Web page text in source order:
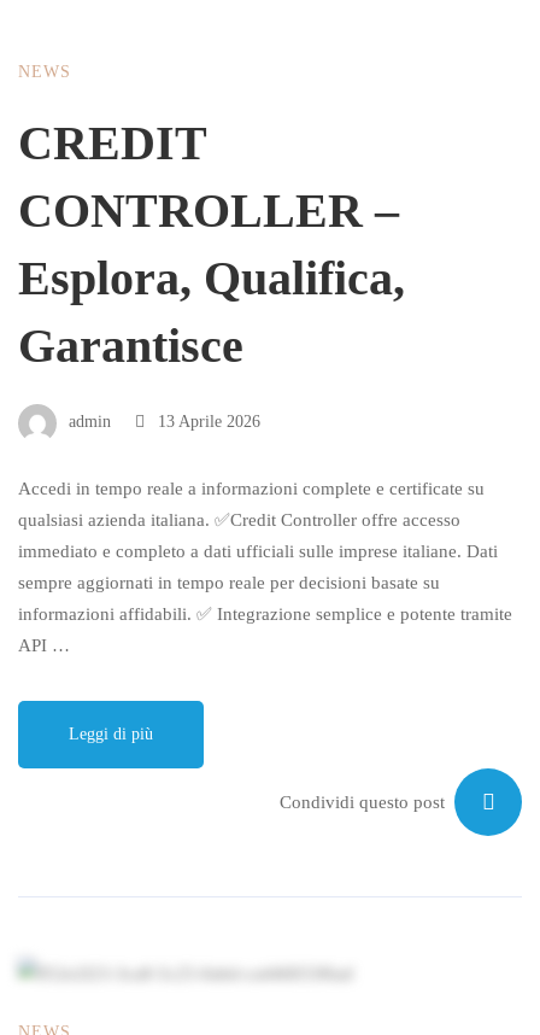
NEWS
CREDIT
CONTROLLER –
Esplora, Qualifica,
Garantisce
admin 13 Aprile 2026
Accedi in tempo reale a informazioni complete e certificate su
qualsiasi azienda italiana. ✅Credit Controller offre accesso
immediato e completo a dati ufficiali sulle imprese italiane. Dati
sempre aggiornati in tempo reale per decisioni basate su
informazioni affidabili. ✅ Integrazione semplice e potente tramite
API …
Leggi di più
Condividi questo post